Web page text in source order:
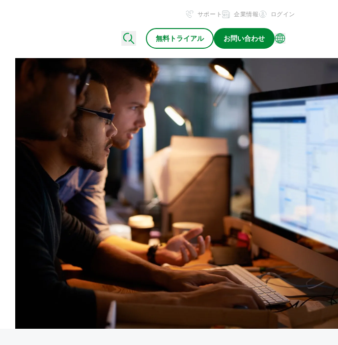
サポート 企業情報 ログイン
無料トライアル お問い合わせ